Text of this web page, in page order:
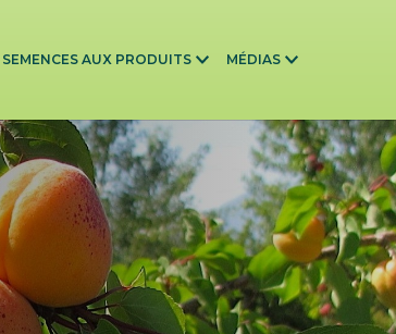
SEMENCES AUX PRODUITS MÉDIAS